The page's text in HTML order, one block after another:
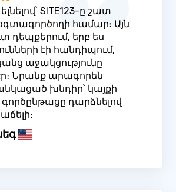
SITE123-ը շատ
համար։ Այն
դեպքերում, երբ ես
էի հանդիպում,
աջակցությունը
Նրանք արագորեն
խնդիր՝ կայքի
դարձնելով